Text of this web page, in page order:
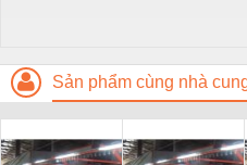
Sản phẩm cùng nhà